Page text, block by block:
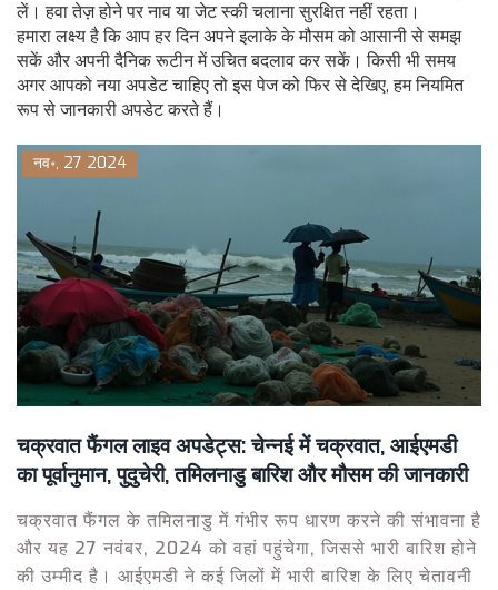
लें। हवा तेज़ होने पर नाव या जेट स्की चलाना सुरक्षित नहीं रहता।
हमारा लक्ष्य है कि आप हर दिन अपने इलाके के मौसम को आसानी से समझ
सकें और अपनी दैनिक रूटीन में उचित बदलाव कर सकें। किसी भी समय
अगर आपको नया अपडेट चाहिए तो इस पेज को फिर से देखिए, हम नियमित
रूप से जानकारी अपडेट करते हैं।
नव॰, 27 2024
चक्रवात फैंगल लाइव अपडेट्स: चेन्नई में चक्रवात, आईएमडी
का पूर्वानुमान, पुदुचेरी, तमिलनाडु बारिश और मौसम की जानकारी
चक्रवात फैंगल के तमिलनाडु में गंभीर रूप धारण करने की संभावना है
और यह 27 नवंबर, 2024 को वहां पहुंचेगा, जिससे भारी बारिश होने
की उम्मीद है। आईएमडी ने कई जिलों में भारी बारिश के लिए चेतावनी